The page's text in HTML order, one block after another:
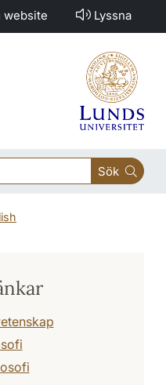
website Lyssna
Sök